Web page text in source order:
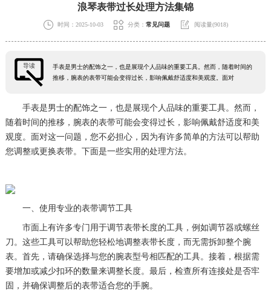
浪琴表带过长处理方法集锦
 时间：2025-10-03  分类： 常见问题  阅读量(9018)
导读
手表是男士的配饰之一，也是展现个人品味的重要工具。然而，随着时间的
推移，腕表的表带可能会变得过长，影响佩戴舒适度和美观度。面对
手表是男士的配饰之一，也是展现个人品味的重要工具。然而，
随着时间的推移，腕表的表带可能会变得过长，影响佩戴舒适度和美
观度。面对这一问题，您不必担心，因为有许多简单的方法可以帮助
您调整或更换表带。下面是一些实用的处理方法。
一、使用专业的表带调节工具
市面上有许多专门用于调节表带长度的工具，例如调节器或螺丝
刀。这些工具可以帮助您轻松地调整表带长度，而无需拆卸整个腕
表。首先，请确保选择与您的腕表型号相匹配的工具。接着，根据需
要增加或减少扣环的数量来调整长度。最后，检查所有连接处是否牢
固，并确保调整后的表带适合您的手腕。